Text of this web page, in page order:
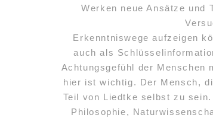
Werken neue Ansätze und
Erkenntniswege aufzeigen
auch als
Achtungsgefühl der Menschen
hier ist wichtig. Der Mensch,
Teil von Liedtke selbst zu
Philosophie,